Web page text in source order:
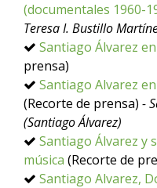
(documentales 1960-
Teresa I. Bustillo
Santiago Álvarez
prensa)
Santiago Alvarez
(Recorte de prensa) -
(Santiago Álvarez)
Santiago Álvarez y
música (Recorte de
Santiago Alvarez,